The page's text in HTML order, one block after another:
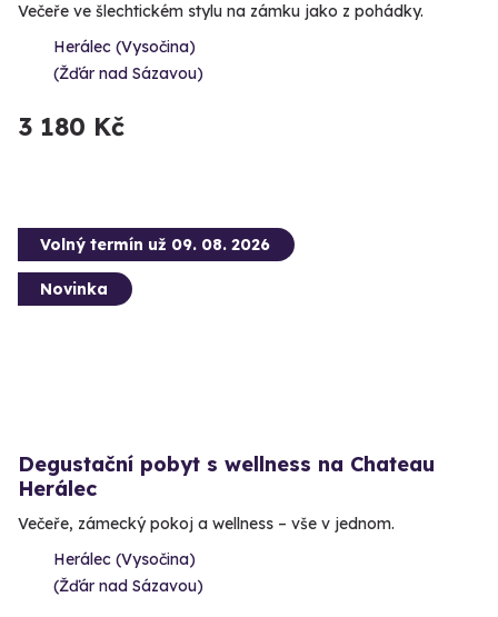
Večeře ve šlechtickém stylu na zámku jako z pohádky.
Herálec (Vysočina)
(Žďár nad Sázavou)
3 180 Kč
Volný termín už 09. 08. 2026
Novinka
Degustační pobyt s wellness na Chateau
Herálec
Večeře, zámecký pokoj a wellness – vše v jednom.
Herálec (Vysočina)
(Žďár nad Sázavou)